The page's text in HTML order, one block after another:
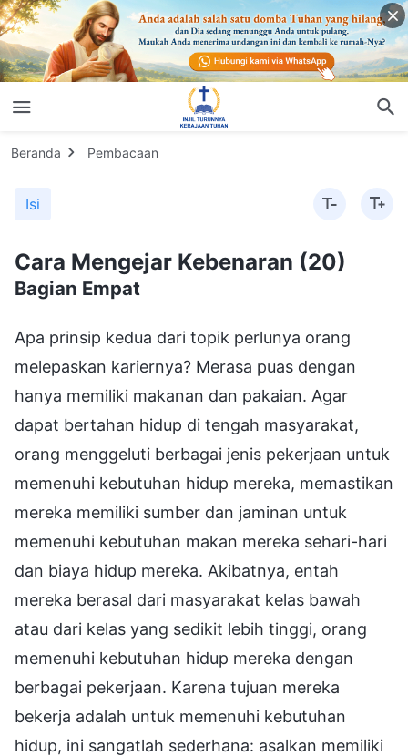
Beranda Pembacaan
Isi
Cara Mengejar Kebenaran (20)
Bagian Empat
Apa prinsip kedua dari topik perlunya orang
melepaskan kariernya? Merasa puas dengan
hanya memiliki makanan dan pakaian. Agar
dapat bertahan hidup di tengah masyarakat,
orang menggeluti berbagai jenis pekerjaan untuk
memenuhi kebutuhan hidup mereka, memastikan
mereka memiliki sumber dan jaminan untuk
memenuhi kebutuhan makan mereka sehari-hari
dan biaya hidup mereka. Akibatnya, entah
mereka berasal dari masyarakat kelas bawah
atau dari kelas yang sedikit lebih tinggi, orang
memenuhi kebutuhan hidup mereka dengan
berbagai pekerjaan. Karena tujuan mereka
bekerja adalah untuk memenuhi kebutuhan
hidup, ini sangatlah sederhana: asalkan memiliki